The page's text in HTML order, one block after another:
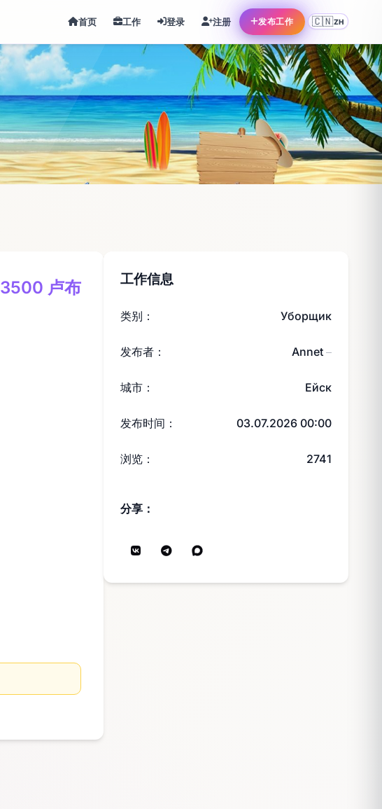
首页 工作 登录 注册 发布工作 🇨🇳ZH
3500 卢布 工作信息
类别： Уборщик
发布者： Annet —
城市： Ейск
发布时间： 03.07.2026 00:00
浏览： 2741
分享：